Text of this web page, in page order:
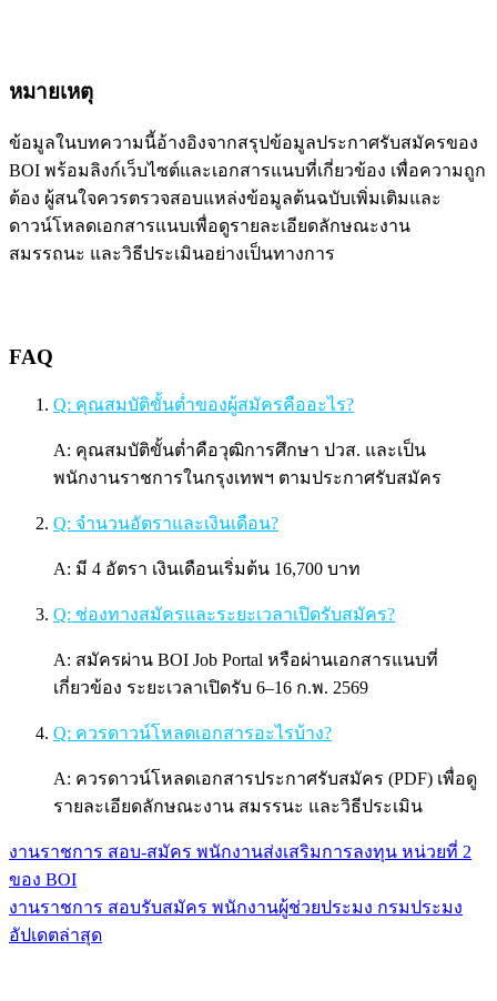
หมายเหตุ
ข้อมูลในบทความนี้อ้างอิงจากสรุปข้อมูลประกาศรับสมัครของ
BOI พร้อมลิงก์เว็บไซต์และเอกสารแนบที่เกี่ยวข้อง เพื่อความถูก
ต้อง ผู้สนใจควรตรวจสอบแหล่งข้อมูลต้นฉบับเพิ่มเติมและ
ดาวน์โหลดเอกสารแนบเพื่อดูรายละเอียดลักษณะงาน
สมรรถนะ และวิธีประเมินอย่างเป็นทางการ
FAQ
Q: คุณสมบัติขั้นต่ำของผู้สมัครคืออะไร?
A: คุณสมบัติขั้นต่ำคือวุฒิการศึกษา ปวส. และเป็น
พนักงานราชการในกรุงเทพฯ ตามประกาศรับสมัคร
Q: จำนวนอัตราและเงินเดือน?
A: มี 4 อัตรา เงินเดือนเริ่มต้น 16,700 บาท
Q: ช่องทางสมัครและระยะเวลาเปิดรับสมัคร?
A: สมัครผ่าน BOI Job Portal หรือผ่านเอกสารแนบที่
เกี่ยวข้อง ระยะเวลาเปิดรับ 6–16 ก.พ. 2569
Q: ควรดาวน์โหลดเอกสารอะไรบ้าง?
A: ควรดาวน์โหลดเอกสารประกาศรับสมัคร (PDF) เพื่อดู
รายละเอียดลักษณะงาน สมรรนะ และวิธีประเมิน
แนะแนว
เรื่อง
งานราชการ สอบ-สมัคร พนักงานส่งเสริมการลงทุน หน่วยที่ 2
ของ BOI
งานราชการ สอบรับสมัคร พนักงานผู้ช่วยประมง กรมประมง
อัปเดตล่าสุด